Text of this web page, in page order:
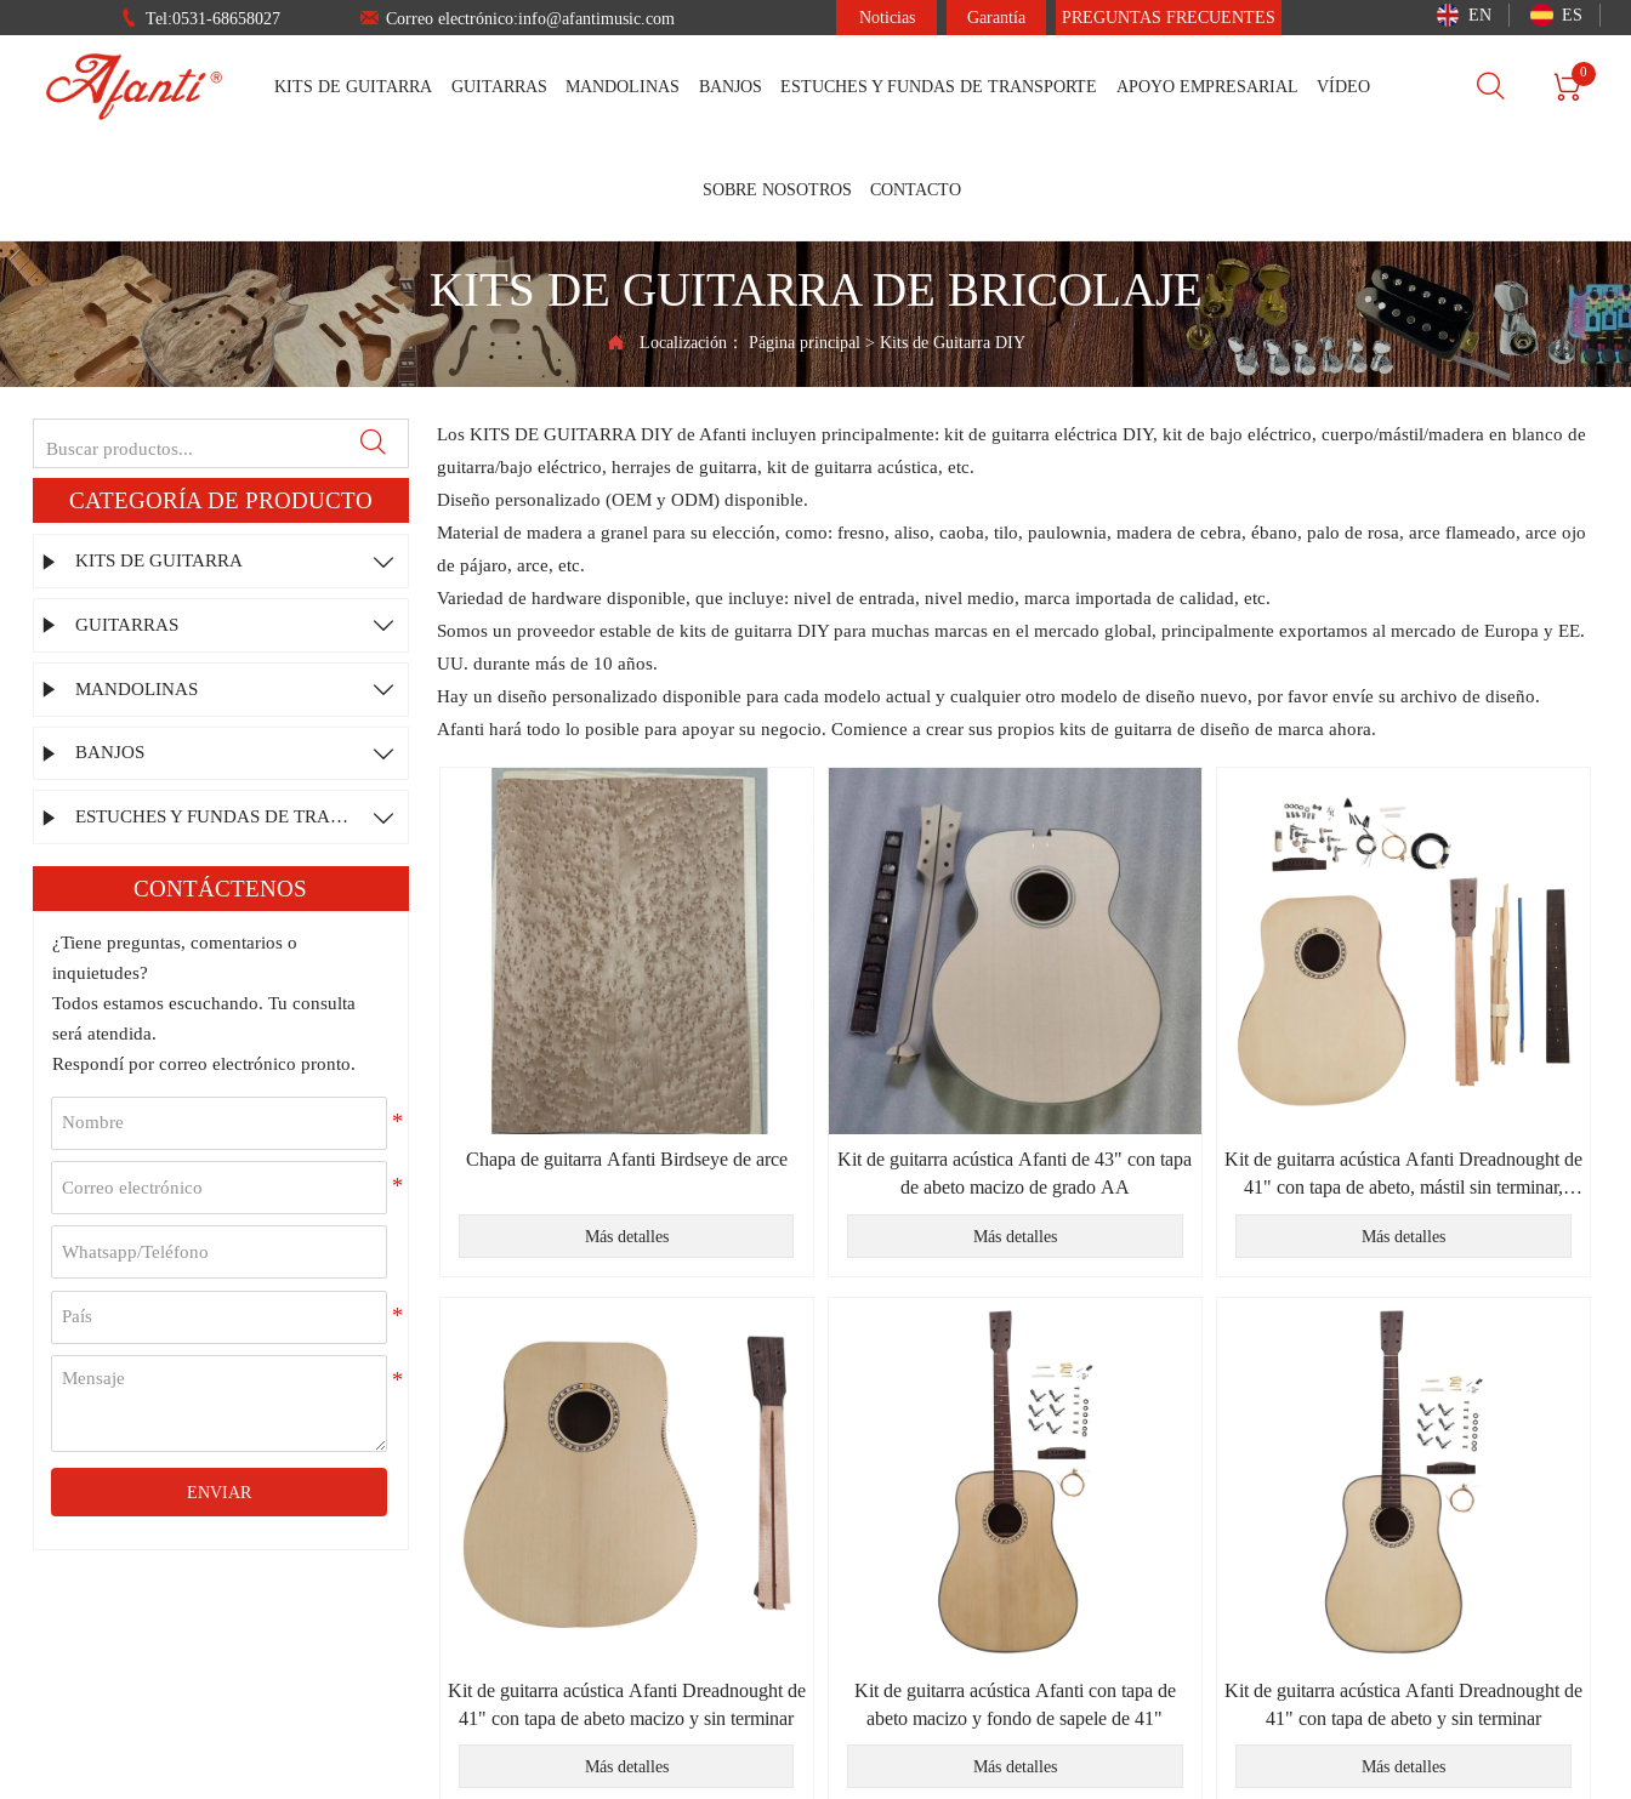
 Tel:0531-68658027  Correo electrónico:info@afantimusic.com Noticias Garantía PREGUNTAS FRECUENTES EN ES
KITS DE GUITARRA GUITARRAS MANDOLINAS BANJOS ESTUCHES Y FUNDAS DE TRANSPORTE APOYO EMPRESARIAL VÍDEO
SOBRE NOSOTROS CONTACTO
 
0
KITS DE GUITARRA DE BRICOLAJE
 Localización：Página principal >Kits de Guitarra DIY

CATEGORÍA DE PRODUCTO
 KITS DE GUITARRA 
 GUITARRAS 
 MANDOLINAS 
 BANJOS 
 ESTUCHES Y FUNDAS DE TRANSPORTE 
CONTÁCTENOS
¿Tiene preguntas, comentarios o
inquietudes?
Todos estamos escuchando. Tu consulta
será atendida.
Respondí por correo electrónico pronto.
ENVIAR
Los KITS DE GUITARRA DIY de Afanti incluyen principalmente: kit de guitarra eléctrica DIY, kit de bajo eléctrico, cuerpo/mástil/madera en blanco de
guitarra/bajo eléctrico, herrajes de guitarra, kit de guitarra acústica, etc.
Diseño personalizado (OEM y ODM) disponible.
Material de madera a granel para su elección, como: fresno, aliso, caoba, tilo, paulownia, madera de cebra, ébano, palo de rosa, arce flameado, arce ojo
de pájaro, arce, etc.
Variedad de hardware disponible, que incluye: nivel de entrada, nivel medio, marca importada de calidad, etc.
Somos un proveedor estable de kits de guitarra DIY para muchas marcas en el mercado global, principalmente exportamos al mercado de Europa y EE.
UU. durante más de 10 años.
Hay un diseño personalizado disponible para cada modelo actual y cualquier otro modelo de diseño nuevo, por favor envíe su archivo de diseño.
Afanti hará todo lo posible para apoyar su negocio. Comience a crear sus propios kits de guitarra de diseño de marca ahora.
Chapa de guitarra Afanti Birdseye de arce
Más detalles
Kit de guitarra acústica Afanti de 43" con tapa
de abeto macizo de grado AA
Más detalles
Kit de guitarra acústica Afanti Dreadnought de
41" con tapa de abeto, mástil sin terminar,
cuerpo de madera contrachapada sin ensamblar
Más detalles
Kit de guitarra acústica Afanti Dreadnought de
41" con tapa de abeto macizo y sin terminar
Más detalles
Kit de guitarra acústica Afanti con tapa de
abeto macizo y fondo de sapele de 41"
Más detalles
Kit de guitarra acústica Afanti Dreadnought de
41" con tapa de abeto y sin terminar
Más detalles